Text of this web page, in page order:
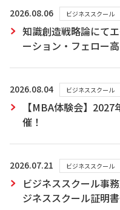
2026.08.06 ビジネススクール
知識創造戦略論にて
ーション・フェロー
2026.08.04 ビジネススクール
【MBA体験会】
催！
2026.07.21 ビジネススクール
ビジネススクール事
ジネススクール証明